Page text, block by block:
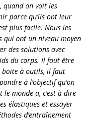
quand on voit les
parce qu’ils ont leur
plus facile. Nous les
qui ont un niveau moyen
des solutions avec
du corps. Il faut être
boite à outils, il faut
à l’objectif qu’on
le monde a, c’est à dire
élastiques et essayer
d’entraînement